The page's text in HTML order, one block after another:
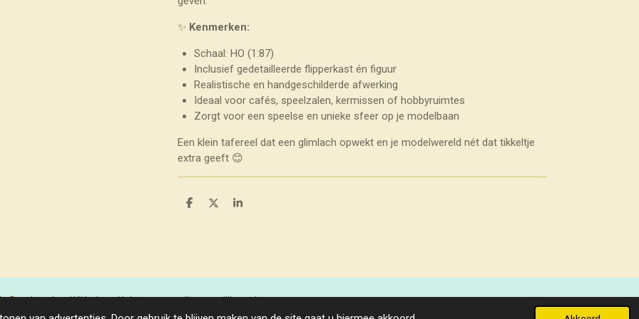
✨ Kenmerken:
Schaal: HO (1:87)
Inclusief gedetailleerde flipperkast én figuur
Realistische en handgeschilderde afwerking
Ideaal voor cafés, speelzalen, kermissen of hobbyruimtes
Zorgt voor een speelse en unieke sfeer op je modelbaan
Een klein tafereel dat een glimlach opwekt en je modelwereld nét dat tikkeltje
extra geeft 😊
D
D
S
. Wij helpen U dan zo spoedig mogelijk verder.